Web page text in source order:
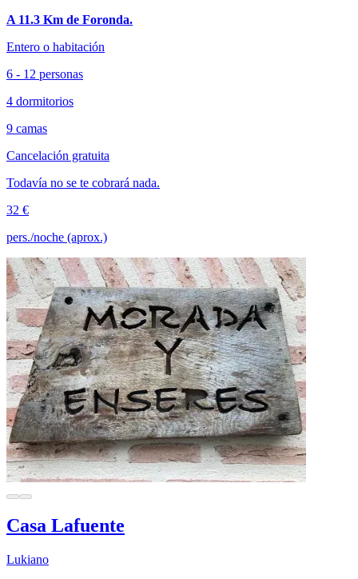
A 11.3 Km de Foronda.
Entero o habitación
6 - 12 personas
4 dormitorios
9 camas
Cancelación gratuita
Todavía no se te cobrará nada.
32 €
pers./noche (aprox.)
Casa Lafuente
Lukiano